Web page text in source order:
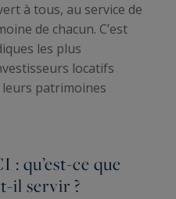
à tous, au service de
de chacun. C’est
les plus
locatifs
patrimoines
: qu’est-ce que
il servir ?